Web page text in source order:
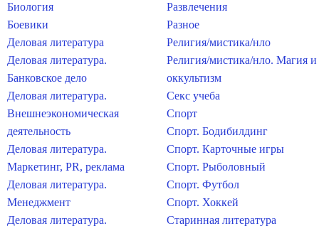
Биология
Боевики
Деловая литература
Деловая литература.
Банковское дело
Деловая литература.
Внешнеэкономическая
деятельность
Деловая литература.
Маркетинг, PR, реклама
Деловая литература.
Менеджмент
Деловая литература.
Развлечения
Разное
Религия/мистика/нло
Религия/мистика/нло. Магия и
оккультизм
Секс учеба
Спорт
Спорт. Бодибилдинг
Спорт. Карточные игры
Спорт. Рыболовный
Спорт. Футбол
Спорт. Хоккей
Старинная литература